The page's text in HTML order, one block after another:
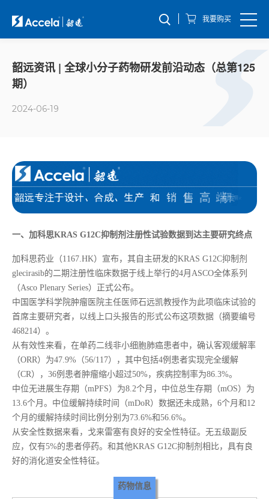
我要购买
韶远资讯 | 全球小分子药物研发前沿动态（总第125
期）
2024-06-19
一、 加科思KRAS G12C抑制剂注册性试验数据到达主要研究终点
加科思药业（1167.HK）宣布，其自主研发的KRAS G12C抑制剂
glecirasib的二期注册性临床数据于线上举行的4月ASCO全体系列
（Asco Plenary Series）正式公布。
中国医学科学院肿瘤医院主任医师石远凯教授作为此项临床试验的
首席主要研究者，以线上口头报告的形式公布这项数据（摘要编号
468214）。
从有效性来看，在单药二线非小细胞肺癌患者中，确认客观缓解率
（ORR）为47.9%（56/117），其中包括4例患者实现完全缓解
（CR），36例患者肿瘤缩小超过50%，疾病控制率为86.3%。
中位无进展生存期（mPFS）为8.2个月，中位总生存期（mOS）为
13.6个月。中位缓解持续时间（mDoR）数据还未成熟，6个月和12
个月的缓解持续时间比例分别为73.6%和56.6%。
从安全性数据来看，戈来雷塞有良好的安全性特征。无五级副反
应，仅有5%的患者停药。和其他KRAS G12C抑制剂相比，具有良
好的消化道安全性特征。
药物信息